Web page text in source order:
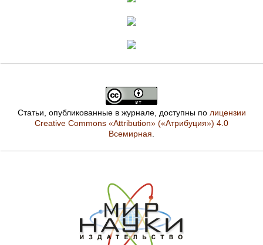
Статьи, опубликованные в журнале, доступны по лицензии
Creative Commons «Attribution» («Атрибуция») 4.0
Всемирная